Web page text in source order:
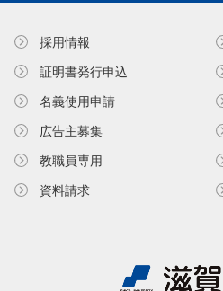
採用情報
証明書発⾏申込
名義使⽤申請
広告主募集
教職員専⽤
資料請求